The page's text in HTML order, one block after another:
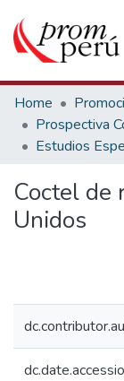
Communities &
All of DSpace
Statistics
Home
Prospectiva
Estudios
Coctel de
Unidos